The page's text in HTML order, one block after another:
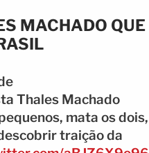
MACHADO QUE
Thales Machado
mata os dois,
traição da